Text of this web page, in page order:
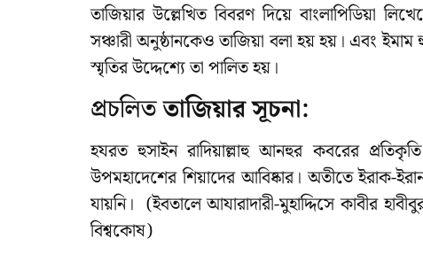
তাজিয়ার উল্লেখিত বিবরণ দিয়ে বাংলাপিডিয়া
সঞ্চারী অনুষ্ঠানকেও তাজিয়া বলা হয় হয়। এবং ইমাম
স্মৃতির উদ্দেশ্যে তা পালিত হয়।
প্রচলিততাজিয়ার সূচনা:
হযরত হুসাইন রাদিয়াল্লাহু আনহুর কবরের
উপমহাদেশের শিয়াদের আবিষ্কার। অতীতে ইরাক-
যায়নি। (ইবতালে আযারাদারী-মুহাদ্দিসে কাবীর
বিশ্বকোষ)